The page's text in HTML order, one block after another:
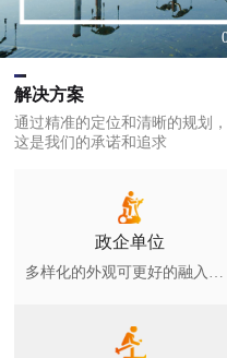
解决方案
通过精准的定位和清晰的规划
这是我们的承诺和追求
政企单位
多样化的外观可更好的融入环境，广泛用于各类小区，健身绿地，公园等公众全民健身场所